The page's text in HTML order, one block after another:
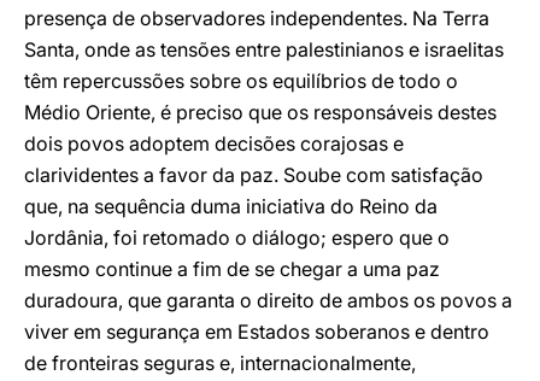
presença de observadores independentes. Na Terra
Santa, onde as tensões entre palestinianos e israelitas
têm repercussões sobre os equilíbrios de todo o
Médio Oriente, é preciso que os responsáveis destes
dois povos adoptem decisões corajosas e
clarividentes a favor da paz. Soube com satisfação
que, na sequência duma iniciativa do Reino da
Jordânia, foi retomado o diálogo; espero que o
mesmo continue a fim de se chegar a uma paz
duradoura, que garanta o direito de ambos os povos a
viver em segurança em Estados soberanos e dentro
de fronteiras seguras e, internacionalmente,